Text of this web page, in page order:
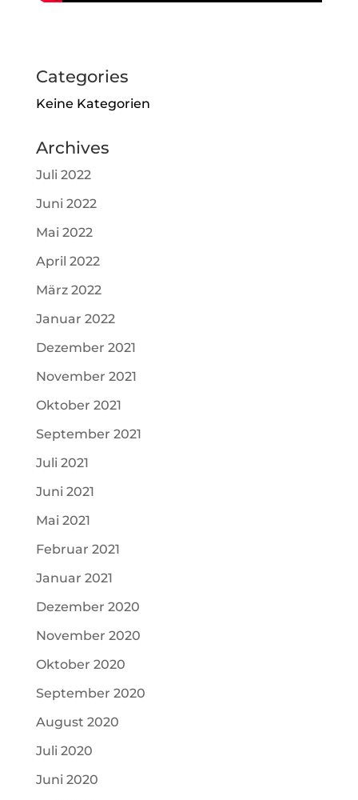
Categories
Keine Kategorien
Archives
Juli 2022
Juni 2022
Mai 2022
April 2022
März 2022
Januar 2022
Dezember 2021
November 2021
Oktober 2021
September 2021
Juli 2021
Juni 2021
Mai 2021
Februar 2021
Januar 2021
Dezember 2020
November 2020
Oktober 2020
September 2020
August 2020
Juli 2020
Juni 2020